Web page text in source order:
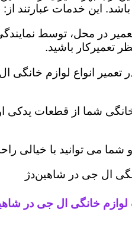
این خدمات عبارتند از:
در محل، توسط
تعمیرکار باشید.
انواع لوازم
شما از قطعات یدکی
می توانید با خیالی
ال جی در شاهین‌دژ
خانگی ال جی در